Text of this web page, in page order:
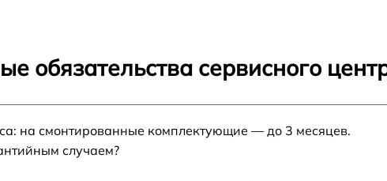
(замена резинок,
Philips GC7920
от 60 мин
обязательства сервисного
на смонтированные комплектующие — до 3 месяцев.
случаем?